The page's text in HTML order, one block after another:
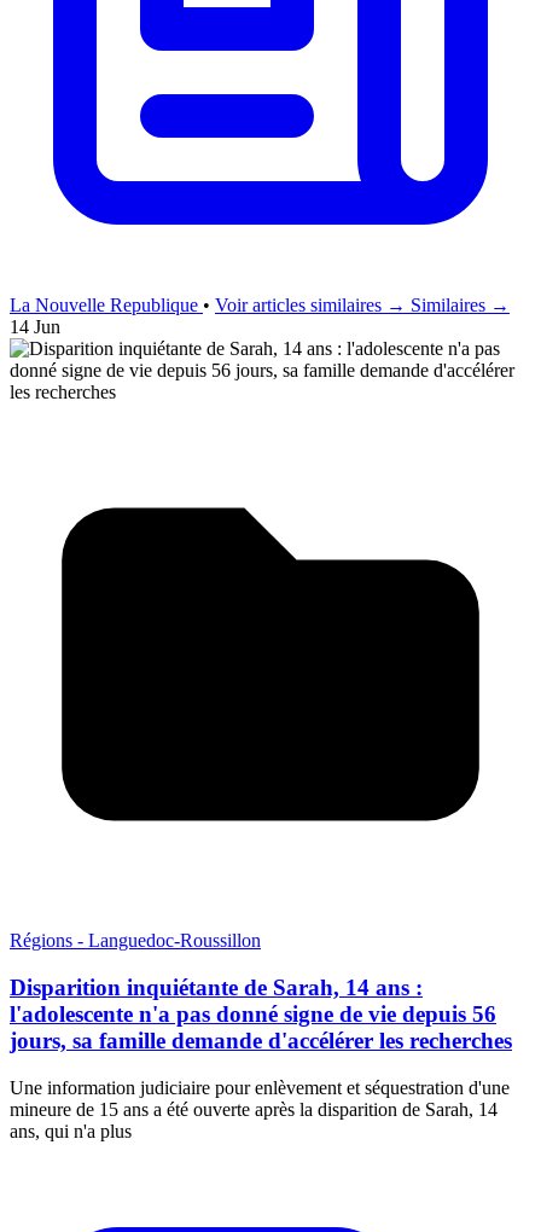
La Nouvelle Republique • Voir articles similaires → Similaires →
14 Jun
Régions - Languedoc-Roussillon
Disparition inquiétante de Sarah, 14 ans :
l'adolescente n'a pas donné signe de vie depuis 56
jours, sa famille demande d'accélérer les recherches
Une information judiciaire pour enlèvement et séquestration d'une
mineure de 15 ans a été ouverte après la disparition de Sarah, 14
ans, qui n'a plus